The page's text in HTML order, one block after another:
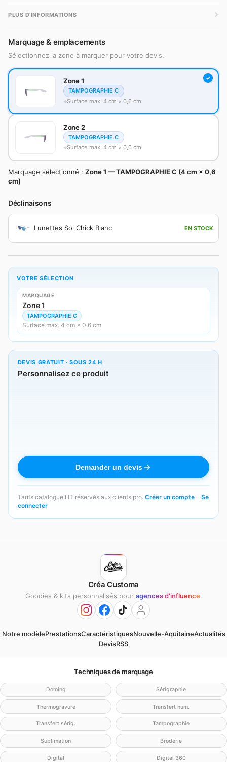
PLUS D'INFORMATIONS
Marquage & emplacements
Sélectionnez la zone à marquer pour votre devis.
Zone 1
TAMPOGRAPHIE C
Surface max. 4 cm × 0,6 cm
Zone 2
TAMPOGRAPHIE C
Surface max. 4 cm × 0,6 cm
Marquage sélectionné : Zone 1 — TAMPOGRAPHIE C (4 cm × 0,6
cm)
Déclinaisons
Lunettes Sol Chick Blanc EN STOCK
VOTRE SÉLECTION
MARQUAGE
Zone 1
TAMPOGRAPHIE C
Surface max. 4 cm × 0,6 cm
DEVIS GRATUIT · SOUS 24 H
Personnalisez ce produit
Demander un devis
Tarifs catalogue HT réservés aux clients pro. Créer un compte · Se
connecter
Créa Customa
Goodies & kits personnalisés pour agences d'influence.
Notre modèlePrestationsCaractéristiquesNouvelle-AquitaineActualités
DevisRSS
Techniques de marquage
Doming Sérigraphie
Thermogravure Transfert num.
Transfert sérig. Tampographie
Sublimation Broderie
Digital Digital 360